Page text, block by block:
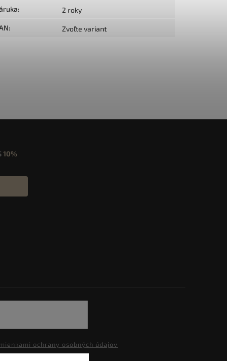
: 2 roky
: Zvoľte variant
10%
ochrany osobných údajov